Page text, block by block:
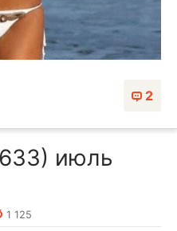
2
июль
1 125